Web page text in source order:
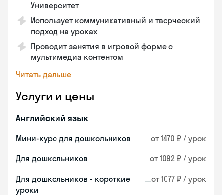
Университет
Использует коммуникативный и творческий
подход на уроках
Проводит занятия в игровой форме с
мультимедиа контентом
Читать дальше
Услуги и цены
Английский язык
Мини-курс для дошкольников от 1470 ₽ / урок
Для дошкольников от 1092 ₽ / урок
Для дошкольников - короткие
уроки
от 1077 ₽ / урок